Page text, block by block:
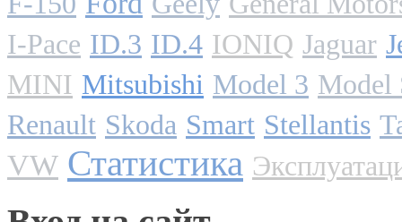
I-Pace ID.3 ID.4 IONIQ Jaguar
MINI Mitsubishi Model 3 Model
Renault Skoda Smart Stellantis
VW Статистика